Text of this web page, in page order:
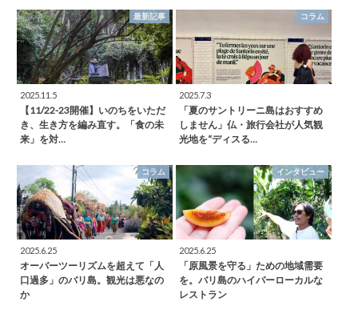
最新記事
2025.11.5
【11/22-23開催】いのちをいただ
き、生き方を編み直す。「食の未
来」を対…
コラム
2025.7.3
「夏のサントリーニ島はおすすめ
しません」仏・旅行会社が人気観
光地を“ディスる…
コラム
2025.6.25
オーバーツーリズムを超えて「人
口過多」のバリ島。観光は悪なの
か
インタビュー
2025.6.25
「原風景を守る」ための地域需要
を。バリ島のハイパーローカルな
レストラン